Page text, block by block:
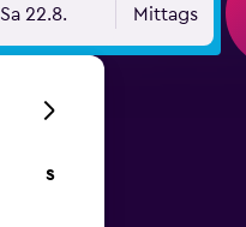
Sa 22.8. Mittags
S